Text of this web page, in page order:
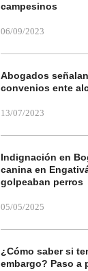
campesinos
06/09/2023
Abogados
convenios ente
13/07/2023
Indignación en
canina en
golpeaban perros
05/05/2025
¿Cómo saber si
embargo? Paso a